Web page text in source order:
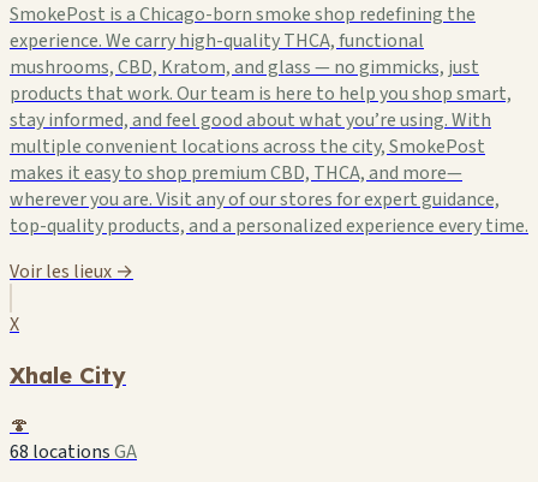
SmokePost is a Chicago-born smoke shop redefining the
experience. We carry high-quality THCA, functional
mushrooms, CBD, Kratom, and glass — no gimmicks, just
products that work. Our team is here to help you shop smart,
stay informed, and feel good about what you’re using. With
multiple convenient locations across the city, SmokePost
makes it easy to shop premium CBD, THCA, and more—
wherever you are. Visit any of our stores for expert guidance,
top-quality products, and a personalized experience every time.
Voir les lieux →
X
Xhale City
🍄
68 locationsGA